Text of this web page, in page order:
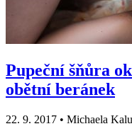
Pupeční šňůra
obětní beránek
22. 9. 2017 • Michaela